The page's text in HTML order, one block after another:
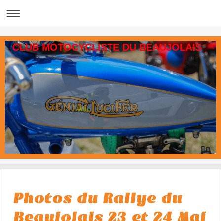
CLUB MOTOCYCLISTE DU BEAUJOLAIS
Photos du Rallye du
Beaujolais 23 et 24 Mai